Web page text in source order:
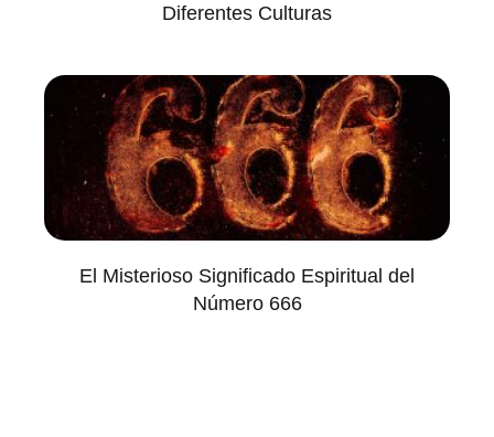
Diferentes Culturas
El Misterioso Significado Espiritual del
Número 666